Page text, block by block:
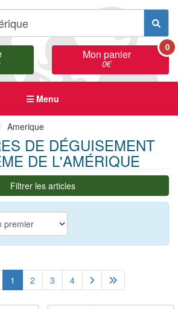
Mon panier
0€
0
Menu
Amerique
DE DÉGUISEMENT
DE L'AMÉRIQUE
Filtrer les articles
1 2 3 4